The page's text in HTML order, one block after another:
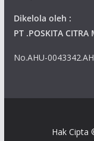
Dikelola oleh :
PT .POSKITA
No.AHU-
Hak Cipta